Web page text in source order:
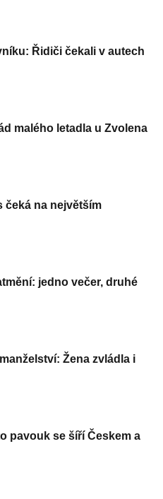
Řidiči čekali v autech
malého letadla u Zvolena
čeká na největším
jedno večer, druhé
Žena zvládla i
pavouk se šíří Českem a